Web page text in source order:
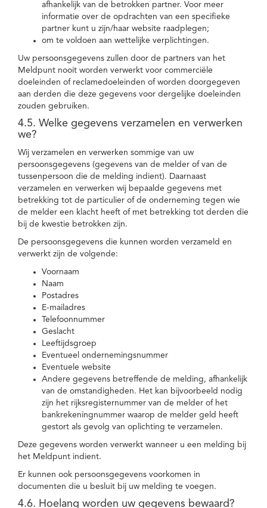
afhankelijk van de betrokken partner. Voor meer
informatie over de opdrachten van een specifieke
partner kunt u zijn/haar website raadplegen;
om te voldoen aan wettelijke verplichtingen.
Uw persoonsgegevens zullen door de partners van het
Meldpunt nooit worden verwerkt voor commerciële
doeleinden of reclamedoeleinden of worden doorgegeven
aan derden die deze gegevens voor dergelijke doeleinden
zouden gebruiken.
4.5. Welke gegevens verzamelen en verwerken
we?
Wij verzamelen en verwerken sommige van uw
persoonsgegevens (gegevens van de melder of van de
tussenpersoon die de melding indient). Daarnaast
verzamelen en verwerken wij bepaalde gegevens met
betrekking tot de particulier of de onderneming tegen wie
de melder een klacht heeft of met betrekking tot derden die
bij de kwestie betrokken zijn.
De persoonsgegevens die kunnen worden verzameld en
verwerkt zijn de volgende:
Voornaam
Naam
Postadres
E-mailadres
Telefoonnummer
Geslacht
Leeftijdsgroep
Eventueel ondernemingsnummer
Eventuele website
Andere gegevens betreffende de melding, afhankelijk
van de omstandigheden. Het kan bijvoorbeeld nodig
zijn het rijksregisternummer van de melder of het
bankrekeningnummer waarop de melder geld heeft
gestort als gevolg van oplichting te verzamelen.
Deze gegevens worden verwerkt wanneer u een melding bij
het Meldpunt indient.
Er kunnen ook persoonsgegevens voorkomen in
documenten die u besluit bij uw melding te voegen.
4.6. Hoelang worden uw gegevens bewaard?